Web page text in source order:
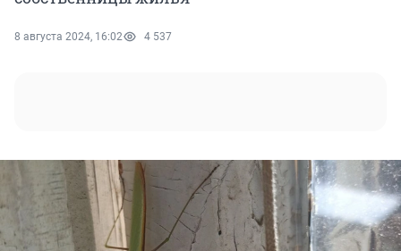
8 августа 2024, 16:02 4 537